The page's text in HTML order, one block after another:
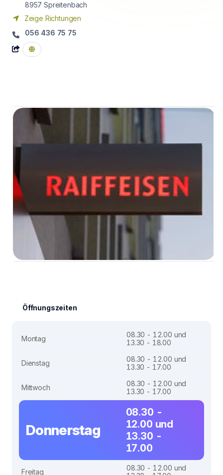
8957 Spreitenbach
Zeige Richtungen
056 436 75 75
Öffnungszeiten
Montag
08.30 - 12.00 und
13.30 - 18.00
Dienstag
08.30 - 12.00 und
13.30 - 17.00
Mittwoch
08.30 - 12.00 und
13.30 - 17.00
Donnerstag
08.30 -
12.00 und
13.30 -
17.00
Freitag
08.30 - 12.00 und